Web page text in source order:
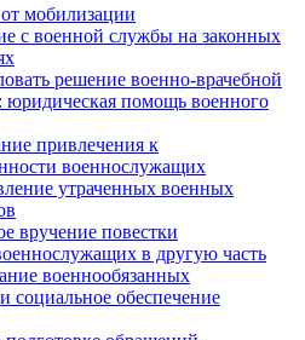
мобилизации
с военной службы на законных
решение военно-врачебной
юридическая помощь военного
привлечения к
военнослужащих
утраченных военных
вручение повестки
в другую часть
военнообязанных
социальное обеспечение